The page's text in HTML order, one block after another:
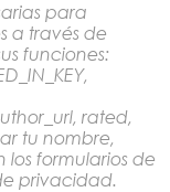
para
a través de
funciones:
rated,
tu nombre,
los formularios de
privacidad.